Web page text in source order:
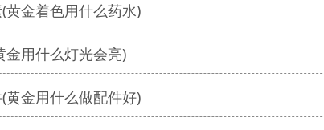
黄金着色用什么药水)
金用什么灯光会亮)
黄金用什么做配件好)